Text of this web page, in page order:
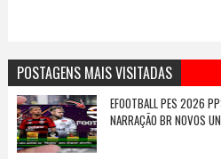
POSTAGENS MAIS VISITADAS
EFOOTBALL PES 2026
NARRAÇÃO BR NOVOS